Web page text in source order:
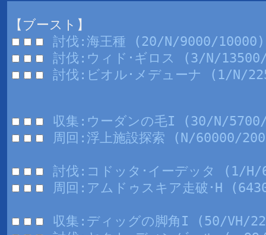
【ブースト】
討伐:海王種 (20/N/9000/10000)
討伐:ウィド･ギロス (3/N/
討伐:ビオル･メデューナ (1/N/
収集:ウーダンの毛I (30/N/
周回:浮上施設探索 (N/60000/
討伐:コドッタ･イーデッタ (1/
周回:アムドゥスキア走破･H
収集:ディッグの脚角I (50/VH/